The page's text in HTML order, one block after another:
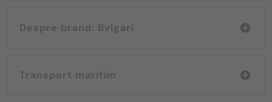
Despre brand: Bvlgari
Transport maritim